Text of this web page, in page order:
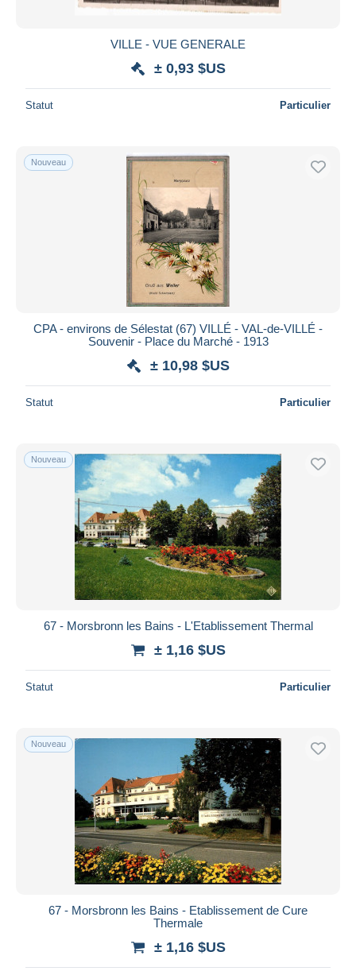
VILLE - VUE GENERALE
± 0,93 $US
Statut Particulier
Nouveau
CPA - environs de Sélestat (67) VILLÉ - VAL-de-VILLÉ -
Souvenir - Place du Marché - 1913
± 10,98 $US
Statut Particulier
Nouveau
67 - Morsbronn les Bains - L'Etablissement Thermal
± 1,16 $US
Statut Particulier
Nouveau
67 - Morsbronn les Bains - Etablissement de Cure
Thermale
± 1,16 $US